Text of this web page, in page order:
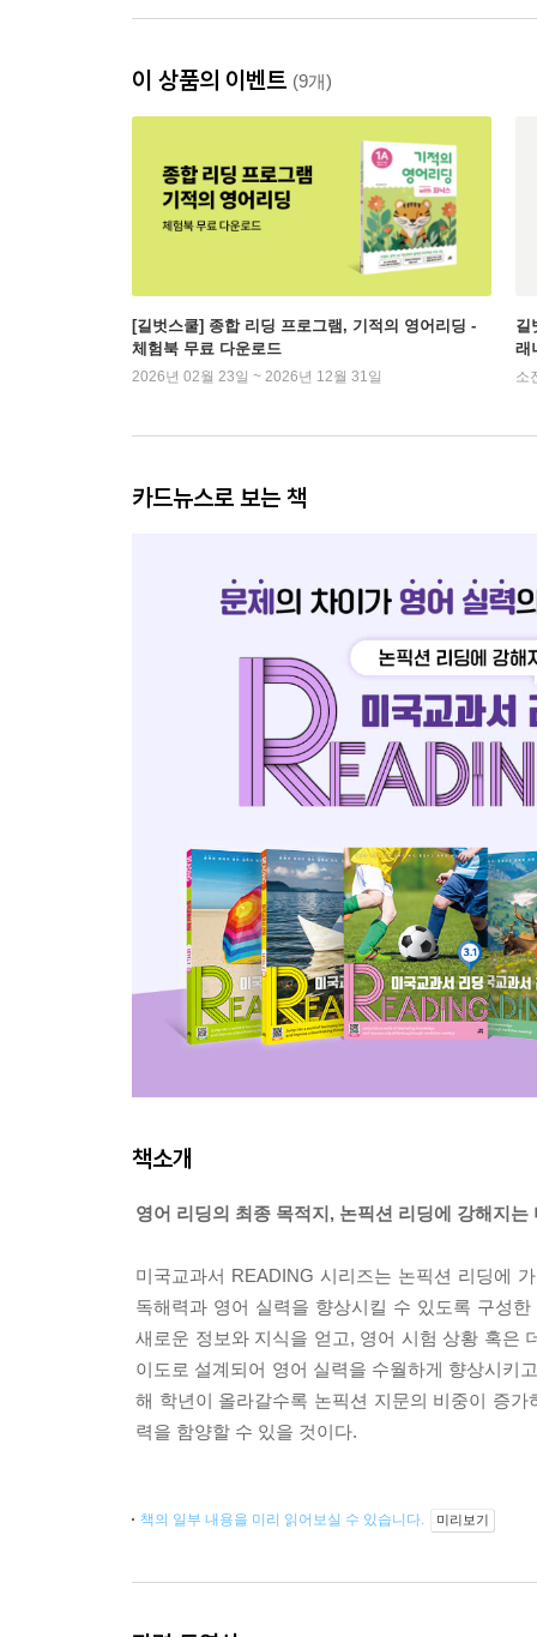
이 상품의 이벤트 (9개)
[길벗스쿨] 종합 리딩 프로그램, 기적의 영어리딩 -
체험북 무료 다운로드
2026년 02월 23일 ~ 2026년 12월 31일
길
래
소
카드뉴스로 보는 책
책소개
영어 리딩의 최종 목적지, 논픽션 리딩에 강해지
미국교과서 READING 시리즈는 논픽션 리딩에
독해력과 영어 실력을 향상시킬 수 있도록 구성
새로운 정보와 지식을 얻고, 영어 시험 상황 혹은
이도로 설계되어 영어 실력을 수월하게 향상시키
해 학년이 올라갈수록 논픽션 지문의 비중이 증
력을 함양할 수 있을 것이다.
책의 일부 내용을 미리 읽어보실 수 있습니다. 미리보기